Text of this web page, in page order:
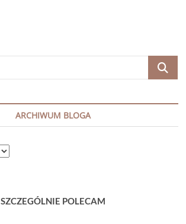
SZUKAJ
ARCHIWUM BLOGA
SZCZEGÓLNIE POLECAM